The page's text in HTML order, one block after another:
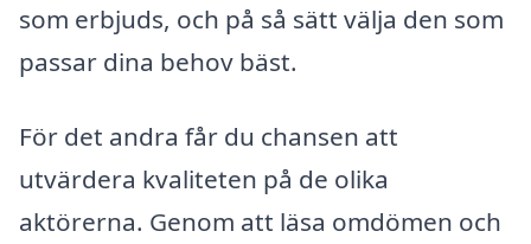
som erbjuds, och på så sätt välja den som
passar dina behov bäst.
För det andra får du chansen att
utvärdera kvaliteten på de olika
aktörerna. Genom att läsa omdömen och